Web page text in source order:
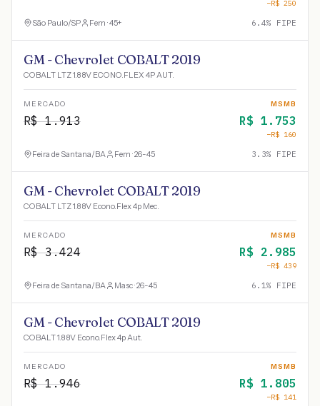
−R$ 250
São Paulo/SP Fem · 45+ 6.4% FIPE
GM - Chevrolet COBALT 2019
COBALT LTZ 1.8 8V ECONO.FLEX 4P AUT.
MERCADO
R$1.913
MSMB
R$ 1.753
−R$ 160
Feira de Santana/BA Fem · 26-45 3.3% FIPE
GM - Chevrolet COBALT 2019
COBALT LTZ 1.8 8V Econo.Flex 4p Mec.
MERCADO
R$3.424
MSMB
R$ 2.985
−R$ 439
Feira de Santana/BA Masc · 26-45 6.1% FIPE
GM - Chevrolet COBALT 2019
COBALT 1.8 8V Econo.Flex 4p Aut.
MERCADO
R$1.946
MSMB
R$ 1.805
−R$ 141